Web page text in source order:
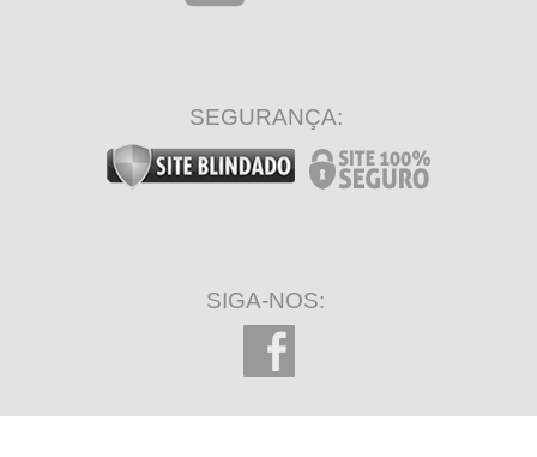
SEGURANÇA:
SIGA-NOS: